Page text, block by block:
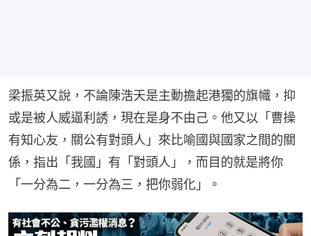
梁振英又說，不論陳浩天是主動擔起港獨的旗幟，抑
或是被人威逼利誘，現在是身不由己。他又以「曹操
有知心友，關公有對頭人」來比喻國與國家之間的關
係，指出「我國」有「對頭人」，而目的就是將你
「一分為二，一分為三，把你弱化」。